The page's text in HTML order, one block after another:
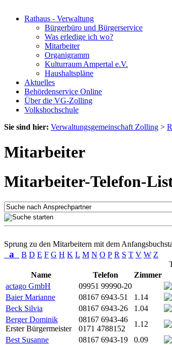
Rathaus - Verwaltung
Bürgerbüro und Bürgerservice
Was erledige ich wo?
Mitarbeiter
Organigramm
Kulturraum Ampertal e.V.
Haushaltspläne
Aktuelles
Behördenservice Online
Über die VG-Zolling
Volkshochschule
Sie sind hier: Verwaltungsgemeinschaft Zolling >
Mitarbeiter
Mitarbeiter-Telefon-
Sprung zu den Mitarbeitern mit dem
a B D E F G H K L M N O P R S T V W Z
Name
Telefon Zimmer
actago GmbH
09951 99990-20
Baier Marianne
08167 6943-51 1.14
Beck Silvia
08167 6943-26 1.04
Berger Dominik
Erster Bürgermeister
08167 6943-46
0171 4788152
1.12
Best Susanne
08167 6943-19 0.09